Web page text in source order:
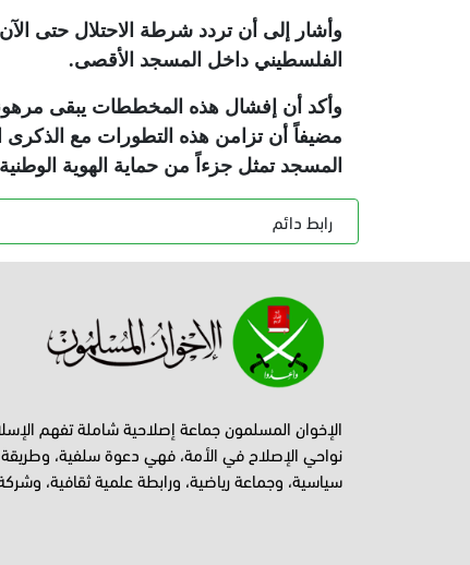
وأشار إلى أن تردد شرطة الاحتلال حتى
الفلسطيني داخل المسجد الأقصى.
وأكد أن إفشال هذه المخططات يبقى
مضيفاً أن تزامن هذه التطورات مع الذكرى
المسجد تمثل جزءاً من حماية الهوية
رابط دائم
الإخوان المسلمون جماعة إصلاحية شاملة تفهم
نواحي الإصلاح في الأمة، فهي دعوة سلفية،
سياسية، وجماعة رياضية، ورابطة علمية ثقافية،